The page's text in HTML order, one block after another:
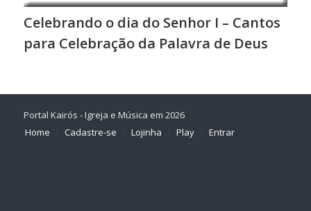
Celebrando o dia do Senhor I – Cantos
para Celebração da Palavra de Deus
Portal Kairós - Igreja e Música em 2026
Home
Cadastre-se Lojinha Play Entrar